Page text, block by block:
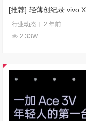
[推荐] 轻薄创纪录 vivo
行业动态
2 年前
2.33W